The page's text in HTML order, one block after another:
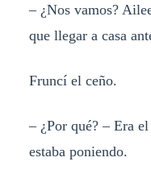
– ¿Nos vamos?
que llegar a casa
Fruncí el ceño.
– ¿Por qué? – Era
estaba poniendo.